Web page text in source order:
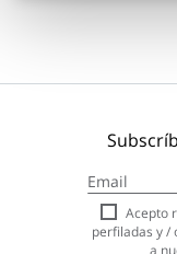
a
nuestro
boletín
de
Acepto
perfiladas y /
a